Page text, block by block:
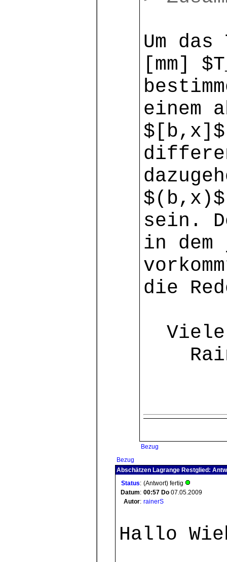
Um
[mm]
einem
sein.
in
die
Viele
Bezug
Bezug
Abschätzen Lagrange Restglied:
Status: (Antwort) fertig
Datum: 00:57 Do 07.05.2009
Autor: rainerS
Hallo